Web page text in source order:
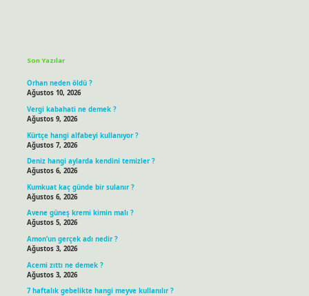
Son Yazılar
Orhan neden öldü ?
Ağustos 10, 2026
Vergi kabahati ne demek ?
Ağustos 9, 2026
Kürtçe hangi alfabeyi kullanıyor ?
Ağustos 7, 2026
Deniz hangi aylarda kendini temizler ?
Ağustos 6, 2026
Kumkuat kaç günde bir sulanır ?
Ağustos 6, 2026
Avene güneş kremi kimin malı ?
Ağustos 5, 2026
Amon’un gerçek adı nedir ?
Ağustos 3, 2026
Acemi zıttı ne demek ?
Ağustos 3, 2026
7 haftalık gebelikte hangi meyve kullanılır ?